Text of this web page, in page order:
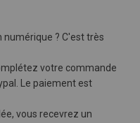
? C'est très
votre commande
Le paiement est
vous recevrez un